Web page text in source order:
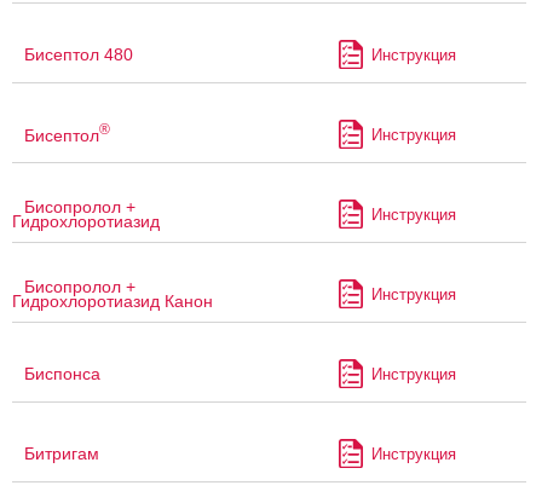
Бисептол 480 Инструкция
Бисептол® Инструкция
Бисопролол +
Гидрохлоротиазид Инструкция
Бисопролол +
Гидрохлоротиазид Канон Инструкция
Биспонса Инструкция
Битригам Инструкция